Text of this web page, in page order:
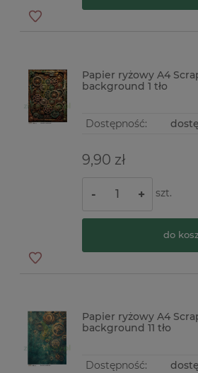
Papier ryżowy A4
background 1 tło
Dostępność:
9,90 zł
- + szt.
do
Papier ryżowy A4
background 11 tło
Dostępność: